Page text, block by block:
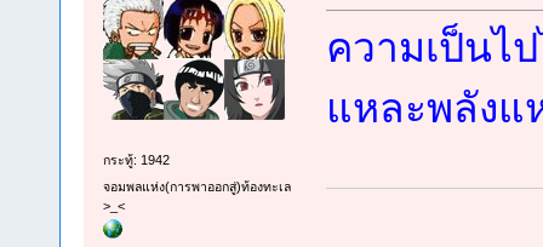
กระทู้: 1942
จอมพลแห่ง(การพาออกสู่)ท้องทะเล
>_<
ความเป็นไ
แหละพลังแ